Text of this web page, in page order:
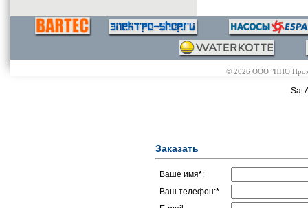
© 2026 ООО "НПО
Sat
Заказать
Ваше имя*:
Ваш телефон:*